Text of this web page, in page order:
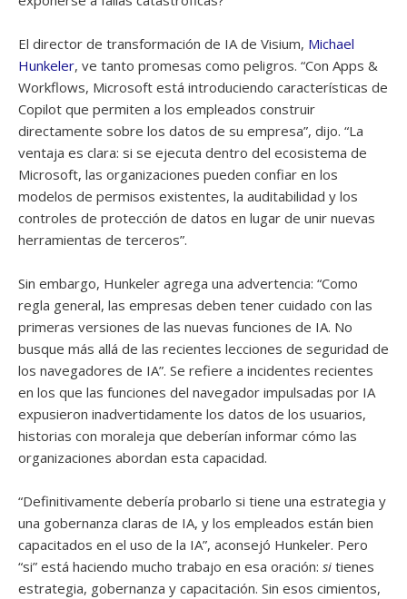
El director de transformación de IA de Visium, Michael
Hunkeler, ve tanto promesas como peligros. “Con Apps &
Workflows, Microsoft está introduciendo características de
Copilot que permiten a los empleados construir
directamente sobre los datos de su empresa”, dijo. “La
ventaja es clara: si se ejecuta dentro del ecosistema de
Microsoft, las organizaciones pueden confiar en los
modelos de permisos existentes, la auditabilidad y los
controles de protección de datos en lugar de unir nuevas
herramientas de terceros”.
Sin embargo, Hunkeler agrega una advertencia: “Como
regla general, las empresas deben tener cuidado con las
primeras versiones de las nuevas funciones de IA. No
busque más allá de las recientes lecciones de seguridad de
los navegadores de IA”. Se refiere a incidentes recientes
en los que las funciones del navegador impulsadas por IA
expusieron inadvertidamente los datos de los usuarios,
historias con moraleja que deberían informar cómo las
organizaciones abordan esta capacidad.
“Definitivamente debería probarlo si tiene una estrategia y
una gobernanza claras de IA, y los empleados están bien
capacitados en el uso de la IA”, aconsejó Hunkeler. Pero
“si” está haciendo mucho trabajo en esa oración: si tienes
estrategia, gobernanza y capacitación. Sin esos cimientos,